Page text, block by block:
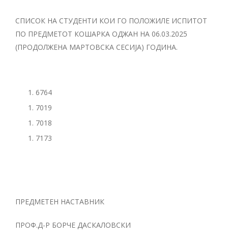
СПИСОК НА СТУДЕНТИ КОИ ГО ПОЛОЖИЛЕ ИСПИТОТ
ПО ПРЕДМЕТОТ КОШАРКА ОДЖАН НА 06.03.2025
(ПРОДОЛЖЕНА МАРТОВСКА СЕСИЈА) ГОДИНА.
6764
7019
7018
7173
ПРЕДМЕТЕН НАСТАВНИК
ПРОФ.Д-Р БОРЧЕ ДАСКАЛОВСКИ